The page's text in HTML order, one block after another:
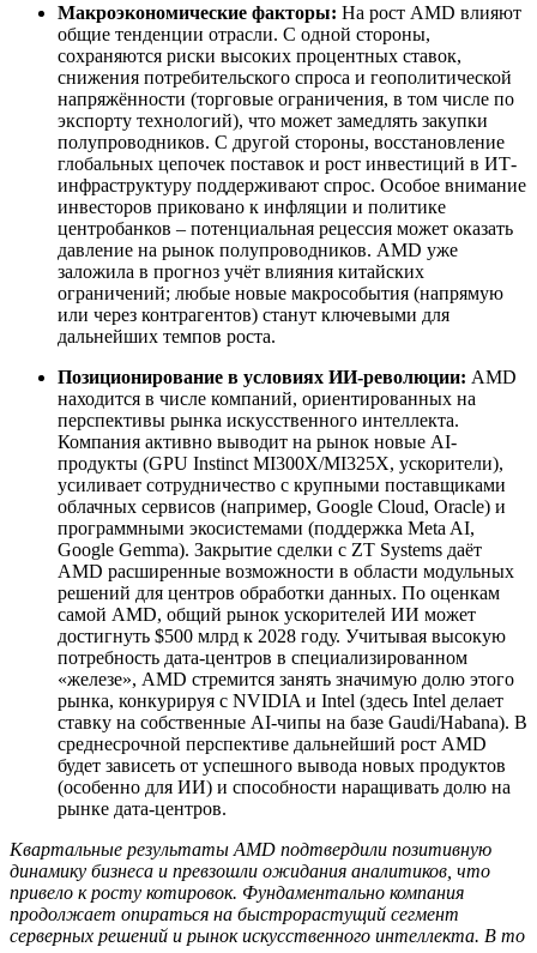
Макроэкономические факторы: На рост AMD влияют
общие тенденции отрасли. С одной стороны,
сохраняются риски высоких процентных ставок,
снижения потребительского спроса и геополитической
напряжённости (торговые ограничения, в том числе по
экспорту технологий), что может замедлять закупки
полупроводников. С другой стороны, восстановление
глобальных цепочек поставок и рост инвестиций в ИТ-
инфраструктуру поддерживают спрос. Особое внимание
инвесторов приковано к инфляции и политике
центробанков – потенциальная рецессия может оказать
давление на рынок полупроводников. AMD уже
заложила в прогноз учёт влияния китайских
ограничений; любые новые макрособытия (напрямую
или через контрагентов) станут ключевыми для
дальнейших темпов роста.
Позиционирование в условиях ИИ-революции: AMD
находится в числе компаний, ориентированных на
перспективы рынка искусственного интеллекта.
Компания активно выводит на рынок новые AI-
продукты (GPU Instinct MI300X/MI325X, ускорители),
усиливает сотрудничество с крупными поставщиками
облачных сервисов (например, Google Cloud, Oracle) и
программными экосистемами (поддержка Meta AI,
Google Gemma). Закрытие сделки с ZT Systems даёт
AMD расширенные возможности в области модульных
решений для центров обработки данных. По оценкам
самой AMD, общий рынок ускорителей ИИ может
достигнуть $500 млрд к 2028 году. Учитывая высокую
потребность дата-центров в специализированном
«железе», AMD стремится занять значимую долю этого
рынка, конкурируя с NVIDIA и Intel (здесь Intel делает
ставку на собственные AI-чипы на базе Gaudi/Habana). В
среднесрочной перспективе дальнейший рост AMD
будет зависеть от успешного вывода новых продуктов
(особенно для ИИ) и способности наращивать долю на
рынке дата-центров.
Квартальные результаты AMD подтвердили позитивную
динамику бизнеса и превзошли ожидания аналитиков, что
привело к росту котировок. Фундаментально компания
продолжает опираться на быстрорастущий сегмент
серверных решений и рынок искусственного интеллекта. В то